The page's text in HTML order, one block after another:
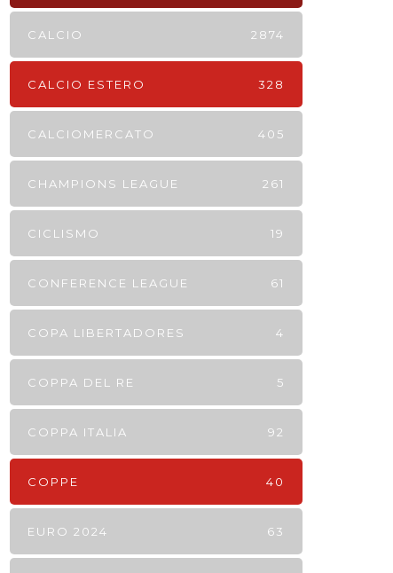
CALCIO 2874
CALCIO ESTERO 328
CALCIOMERCATO 405
CHAMPIONS LEAGUE 261
CICLISMO 19
CONFERENCE LEAGUE 61
COPA LIBERTADORES 4
COPPA DEL RE 5
COPPA ITALIA 92
COPPE 40
EURO 2024 63